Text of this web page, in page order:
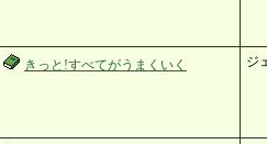
きっと!すべてがうまくいく ジ